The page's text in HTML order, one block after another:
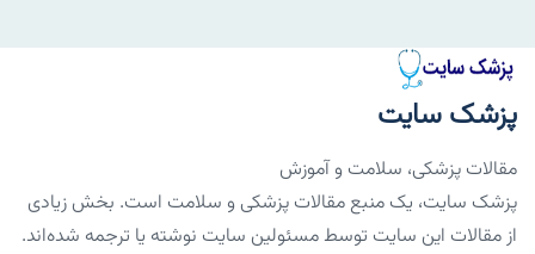
پزشک سایت
مقالات پزشکی، سلامت و آموزش
پزشک سایت، یک منبع مقالات پزشکی و سلامت است. بخش زیادی
از مقالات این سایت توسط مسئولین سایت نوشته یا ترجمه شده‌اند.